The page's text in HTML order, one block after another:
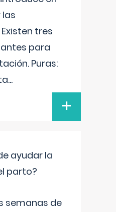
tres
para
Puras:
...
+
ayudar la
parto?
semanas de